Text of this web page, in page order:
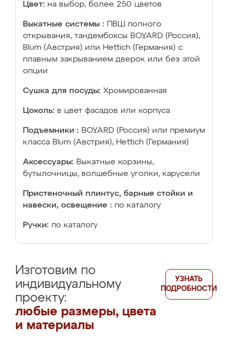
Цвет: на выбор, более 250 цветов
Выкатные системы :
ПВШ полного
открывания, тандембоксы BOYARD (Россия),
Blum (Австрия) или Hettich (Германия) с
плавным закрыванием дверок или без этой
опции
Сушка для посуды: Хромированная
Цоколь: в цвет фасадов или корпуса
Подъемники : BOYARD (Россия) или премиум
класса Blum (Австрия), Hettich (Германия)
Аксессуары: Выкатные корзины,
бутылочницы, волшебные уголки, карусели
Пристеночный плинтус, барные стойки и
навески, освещение : по каталогу
Ручки: по каталогу
Изготовим по
индивидуальному
проекту:
любые размеры, цвета
и материалы
УЗНАТЬ
ПОДРОБНОСТИ